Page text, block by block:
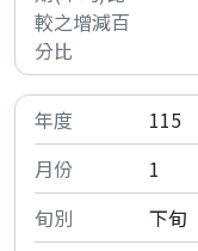
115
1
下旬